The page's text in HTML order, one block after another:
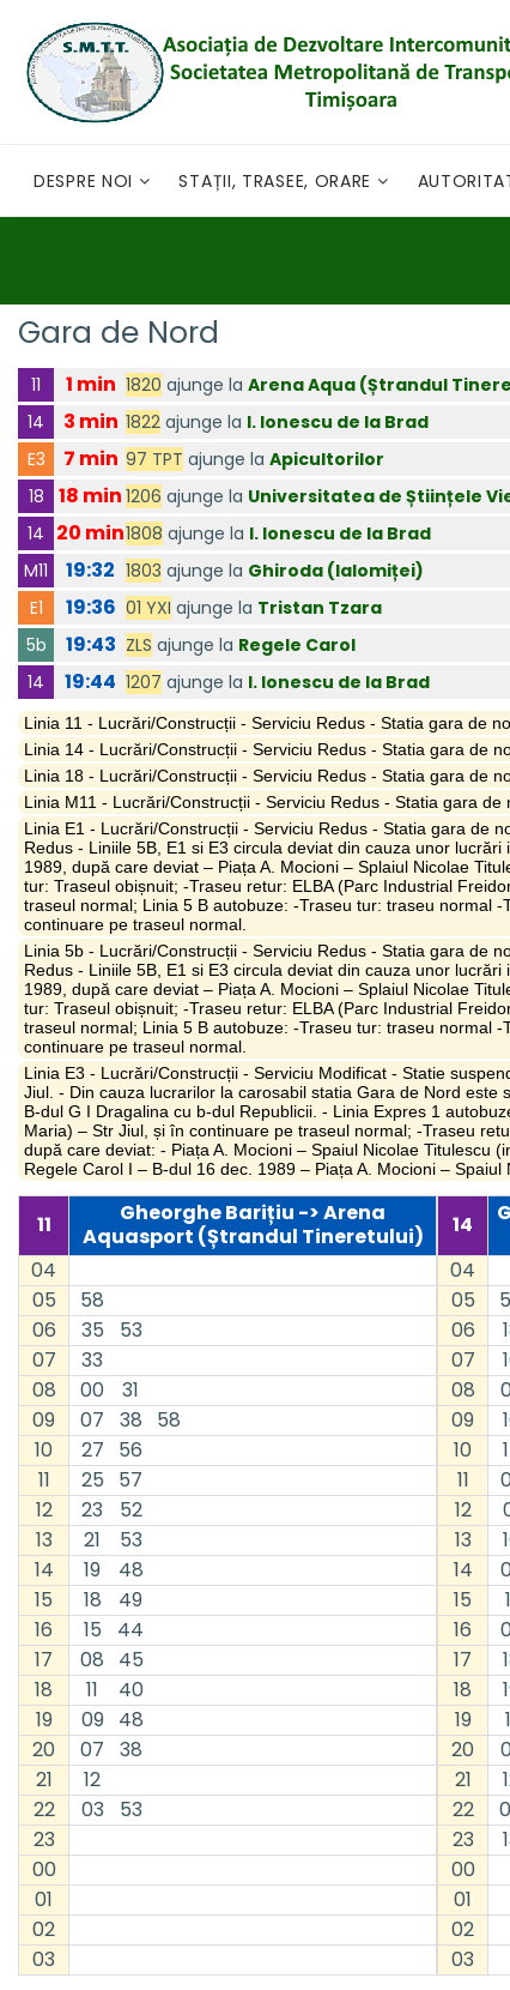
DESPRE NOI STAȚII, TRASEE, ORARE
Gara de Nord
11 1 min 1820 ajunge la Arena Aqua (Ștrandul
14
3 min 1822 ajunge la I. Ionescu de la Brad
E3
7 min 97 TPT ajunge la Apicultorilor
18
18 min 1206 ajunge la Universitatea de Științele
14 20 min1808 ajunge la I. Ionescu de la Brad
M11
19:32 1803 ajunge la Ghiroda (Ialomiței)
E1
19:36 01 YXI ajunge la Tristan Tzara
5b
19:43 ZLS ajunge la Regele Carol
14
19:44 1207 ajunge la I. Ionescu de la Brad
Linia 11 - Lucrări/Construcții - Serviciu Redus - Statia gara de
Linia 14 - Lucrări/Construcții - Serviciu Redus - Statia gara de
Linia 18 - Lucrări/Construcții - Serviciu Redus - Statia gara de
Linia M11 - Lucrări/Construcții - Serviciu Redus - Statia gara
Linia E1 - Lucrări/Construcții - Serviciu Redus - Statia gara de
Redus - Liniile 5B, E1 si E3 circula deviat din cauza unor
1989, după care deviat – Piața A. Mocioni – Splaiul Nicolae
tur: Traseul obișnuit; -Traseu retur: ELBA (Parc Industrial
traseul normal; Linia 5 B autobuze: -Traseu tur: traseu normal
continuare pe traseul normal.
Linia 5b - Lucrări/Construcții - Serviciu Redus - Statia gara de
Redus - Liniile 5B, E1 si E3 circula deviat din cauza unor
1989, după care deviat – Piața A. Mocioni – Splaiul Nicolae
tur: Traseul obișnuit; -Traseu retur: ELBA (Parc Industrial
traseul normal; Linia 5 B autobuze: -Traseu tur: traseu normal
continuare pe traseul normal.
Linia E3 - Lucrări/Construcții - Serviciu Modificat - Statie
Jiul. - Din cauza lucrarilor la carosabil statia Gara de Nord
B-dul G I Dragalina cu b-dul Republicii. - Linia Expres 1
Maria) – Str Jiul, și în continuare pe traseul normal; -Traseu
după care deviat: - Piața A. Mocioni – Spaiul Nicolae Titulescu
Regele Carol I – B-dul 16 dec. 1989 – Piața A. Mocioni –
11
Gheorghe Barițiu -> Arena
Aquasport (Ștrandul Tineretului)
04
05
58
06
35
53
07
33
08
00
31
09
07 38
58
10
27
56
11
25
57
12
23
52
13
21
53
14
19
48
15
18
49
16
15
44
17
08
45
18
11
40
19
09 48
20
07
38
21
12
22
03
53
23
00
01
02
03
14
04
05
06
07
08
09
10
11
12
13
14
15
16
17
18
19
20
21
22
23
00
01
02
03